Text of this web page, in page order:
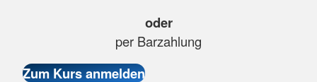
oder
per Barzahlung